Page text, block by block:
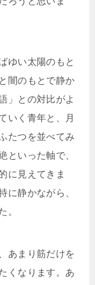
ゆい太陽のもと
闇のもとで静か
」との対比がよ
いく青年と、月
たつを並べてみ
といった軸で、
に見えてきま
に静かながら、
。
あまり筋だけを
くなります。あ